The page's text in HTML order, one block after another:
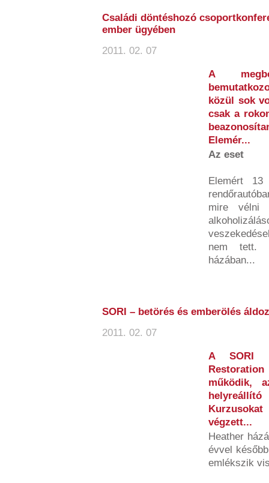
Családi döntéshozó
ember ügyében
2011. 02. 07
A
közül sok
csak a
Elemér...
Az eset
Elemért 13
mire vélni
nem tett.
házában...
SORI – betörés és emberölés
2011. 02. 07
A SORI
működik,
helyreállító
végzett...
Heather
évvel
emlékszik